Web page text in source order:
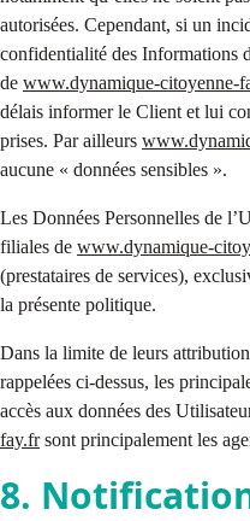
autorisées. Cependant, si un
confidentialité des Informations
de www.dynamique-citoyenne-
délais informer le Client et lui
prises. Par ailleurs
aucune « données sensibles ».
Les Données Personnelles de
filiales de www.dynamique-
(prestataires de services),
la présente politique.
Dans la limite de leurs
rappelées ci-dessus, les
accès aux données des
fay.frsont principalement les
8.